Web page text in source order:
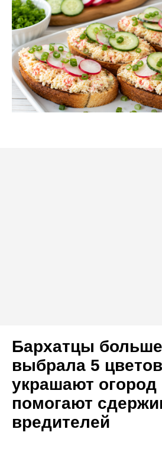
Бархатцы
выбрала 5
украшают огород
помогают
вредителей